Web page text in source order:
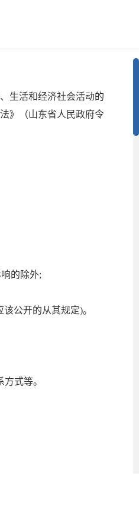
生活和经济社会活动的
》（山东省人民政府令
的除外;
公开的从其规定)。
式等。